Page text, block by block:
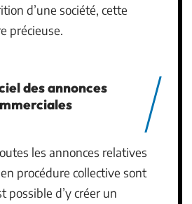
d’une société, cette
précieuse.
des annonces
les annonces relatives
procédure collective sont
possible d’y créer un